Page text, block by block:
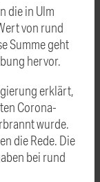
die in Ulm
von rund
Summe geht
hervor.
erklärt,
Corona-
wurde.
die Rede. Die
bei rund